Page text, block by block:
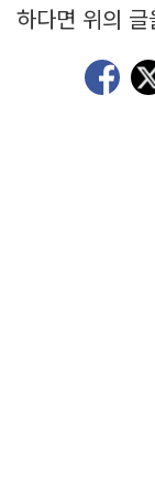
하다면 위의